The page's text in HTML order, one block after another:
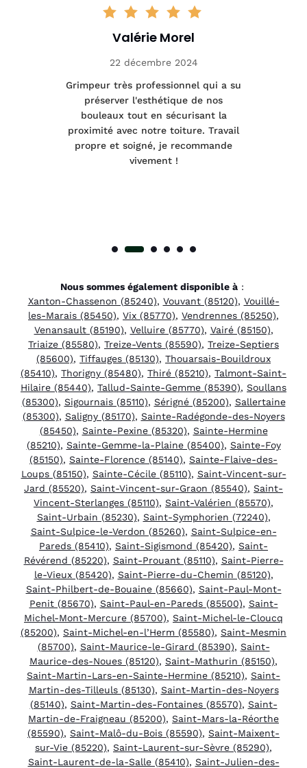
Valérie Morel
22 décembre 2024
Grimpeur très professionnel qui a su
préserver l'esthétique de nos
bouleaux tout en sécurisant la
proximité avec notre toiture. Travail
propre et soigné, je recommande
vivement !
Nous sommes également disponible à:
Xanton-Chassenon (85240), Vouvant (85120), Vouillé-
les-Marais (85450), Vix (85770), Vendrennes (85250),
Venansault (85190), Velluire (85770), Vairé (85150),
Triaize (85580), Treize-Vents (85590), Treize-Septiers
(85600), Tiffauges (85130), Thouarsais-Bouildroux
(85410), Thorigny (85480), Thiré (85210), Talmont-Saint-
Hilaire (85440), Tallud-Sainte-Gemme (85390), Soullans
(85300), Sigournais (85110), Sérigné (85200), Sallertaine
(85300), Saligny (85170), Sainte-Radégonde-des-Noyers
(85450), Sainte-Pexine (85320), Sainte-Hermine
(85210), Sainte-Gemme-la-Plaine (85400), Sainte-Foy
(85150), Sainte-Florence (85140), Sainte-Flaive-des-
Loups (85150), Sainte-Cécile (85110), Saint-Vincent-sur-
Jard (85520), Saint-Vincent-sur-Graon (85540), Saint-
Vincent-Sterlanges (85110), Saint-Valérien (85570),
Saint-Urbain (85230), Saint-Symphorien (72240),
Saint-Sulpice-le-Verdon (85260), Saint-Sulpice-en-
Pareds (85410), Saint-Sigismond (85420), Saint-
Révérend (85220), Saint-Prouant (85110), Saint-Pierre-
le-Vieux (85420), Saint-Pierre-du-Chemin (85120),
Saint-Philbert-de-Bouaine (85660), Saint-Paul-Mont-
Penit (85670), Saint-Paul-en-Pareds (85500), Saint-
Michel-Mont-Mercure (85700), Saint-Michel-le-Cloucq
(85200), Saint-Michel-en-l’Herm (85580), Saint-Mesmin
(85700), Saint-Maurice-le-Girard (85390), Saint-
Maurice-des-Noues (85120), Saint-Mathurin (85150),
Saint-Martin-Lars-en-Sainte-Hermine (85210), Saint-
Martin-des-Tilleuls (85130), Saint-Martin-des-Noyers
(85140), Saint-Martin-des-Fontaines (85570), Saint-
Martin-de-Fraigneau (85200), Saint-Mars-la-Réorthe
(85590), Saint-Malô-du-Bois (85590), Saint-Maixent-
sur-Vie (85220), Saint-Laurent-sur-Sèvre (85290),
Saint-Laurent-de-la-Salle (85410), Saint-Julien-des-